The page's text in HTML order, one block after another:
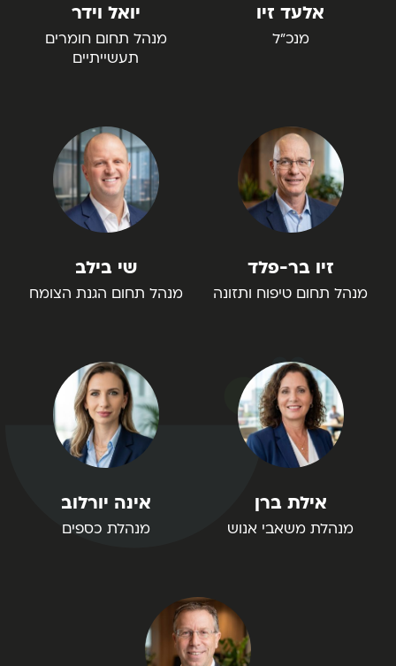
אלעד זיו
מנכ"ל
יואל וידר
מנהל תחום חומרים
תעשייתיים
זיו בר-פלד
מנהל תחום טיפוח ותזונה
שי בילב
מנהל תחום הגנת הצומח
אילת ברן
מנהלת משאבי אנוש
אינה יורלוב
מנהלת כספים